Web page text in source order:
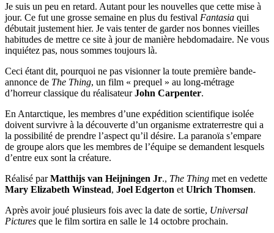
Je suis un peu en retard. Autant pour les nouvelles que cette mise à
jour. Ce fut une grosse semaine en plus du festival Fantasia qui
débutait justement hier. Je vais tenter de garder nos bonnes vieilles
habitudes de mettre ce site à jour de manière hebdomadaire. Ne vous
inquiétez pas, nous sommes toujours là.
Ceci étant dit, pourquoi ne pas visionner la toute première bande-
annonce de The Thing, un film « prequel » au long-métrage
d’horreur classique du réalisateurJohn Carpenter.
En Antarctique, les membres d’une expédition scientifique isolée
doivent survivre à la découverte d’un organisme extraterrestre qui a
la possibilité de prendre l’aspect qu’il désire. La paranoïa s’empare
de groupe alors que les membres de l’équipe se demandent lesquels
d’entre eux sont la créature.
Réalisé parMatthijs van Heijningen Jr., The Thing met en vedette
Mary Elizabeth Winstead, Joel Edgerton et Ulrich Thomsen.
Après avoir joué plusieurs fois avec la date de sortie, Universal
Pictures que le film sortira en salle le 14 octobre prochain.